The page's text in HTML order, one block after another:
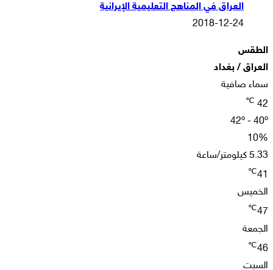
العراق في المناهج التعليمية الإيرانية
2018-12-24
الطقس
العراق / بغداد
سماء صافية
42
℃
42º - 40º
10%
5.33 كيلومتر/ساعة
41
℃
الخميس
47
℃
الجمعة
46
℃
السبت